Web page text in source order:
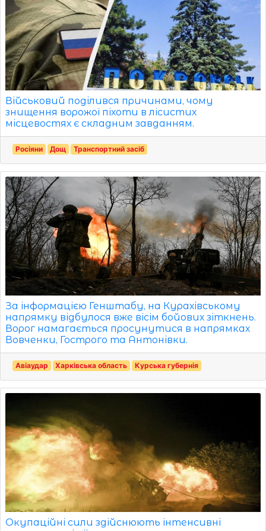
Військовий поділився причинами, чому
знищення ворожої піхоти в лісистих
місцевостях є складним завданням.
Росіяни Дощ Транспортний засіб
За інформацією Генштабу, на Курахівському
напрямку відбулося вже вісім бойових зіткнень.
Ворог намагається просунутися в напрямках
Вовченки, Гострого та Антонівки.
Авіаудар Харківська область Курська губернія
Окупаційні сили здійснюють інтенсивні